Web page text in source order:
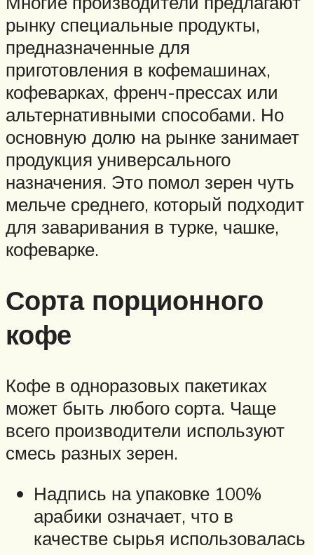
рынку специальные продукты,
предназначенные для
приготовления в кофемашинах,
кофеварках, френч-прессах или
альтернативными способами. Но
основную долю на рынке занимает
продукция универсального
назначения. Это помол зерен чуть
мельче среднего, который подходит
для заваривания в турке, чашке,
кофеварке.
Сорта порционного
кофе
Кофе в одноразовых пакетиках
может быть любого сорта. Чаще
всего производители используют
смесь разных зерен.
Надпись на упаковке 100%
арабики означает, что в
качестве сырья использовалась